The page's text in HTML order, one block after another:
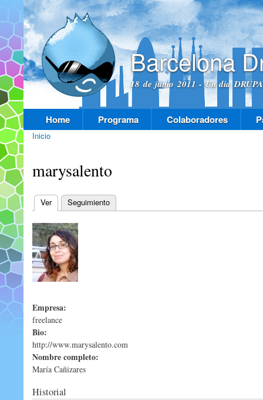
Barcelona
18 de junio 2011 - Un dia
Menú principal
Home Programa Colaboradores
Inicio
marysalento
Solapas principales
Ver(solapa activa)
Seguimiento
Empresa:
freelance
Bio:
http://www.marysalento.com
Nombre completo:
María Cañizares
Historial